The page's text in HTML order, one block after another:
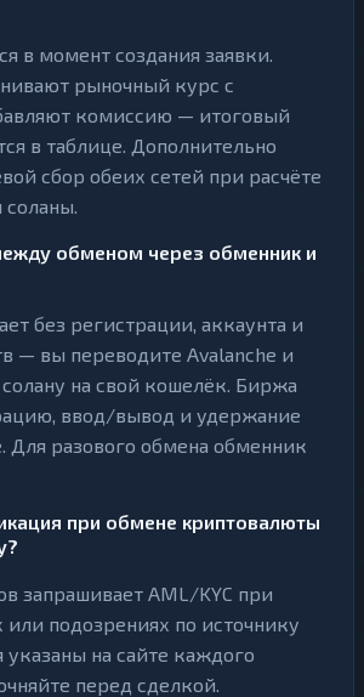
в момент создания заявки.
рыночный курс с
комиссию — итоговый
в таблице. Дополнительно
сбор обеих сетей при расчёте
обменом через обменник и
без регистрации, аккаунта и
— вы переводите Avalanche и
солану на свой кошелёк. Биржа
ввод/вывод и удержание
Для разового обмена обменник
при обмене криптовалюты
запрашивает AML/KYC при
подозрениях по источнику
указаны на сайте каждого
перед сделкой.